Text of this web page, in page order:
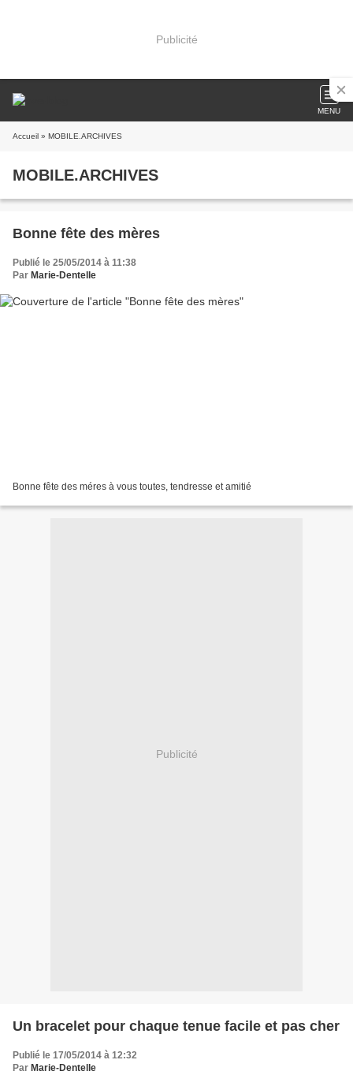
Publicité
MENU
Accueil » MOBILE.ARCHIVES
MOBILE.ARCHIVES
Bonne fête des mères
Publié le 25/05/2014 à 11:38
Par Marie-Dentelle
Bonne fête des méres à vous toutes, tendresse et amitié
Publicité
Un bracelet pour chaque tenue facile et pas cher
Publié le 17/05/2014 à 12:32
Par Marie-Dentelle